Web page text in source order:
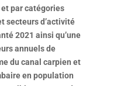
par catégories
secteurs d’activité
2021 ainsi qu’une
annuels de
du canal carpien et
en population